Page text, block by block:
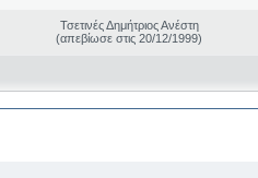
Τσετινές Δημήτριος Ανέστη
(απεβίωσε στις 20/12/1999)